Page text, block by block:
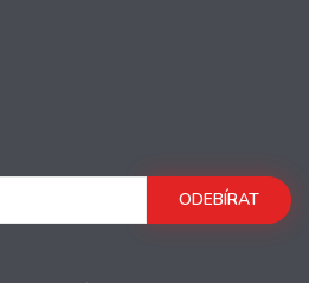
ODEBÍRAT